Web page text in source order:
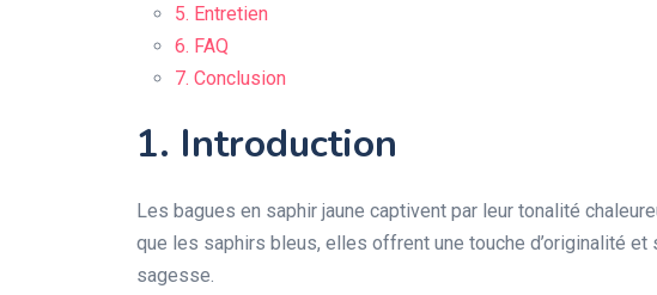
5. Entretien
6. FAQ
7. Conclusion
1. Introduction
Les bagues en saphir jaune captivent par leur tonalité
que les saphirs bleus, elles offrent une touche d’originalité
sagesse.